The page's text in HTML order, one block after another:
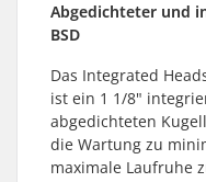
Abgedichteter und
BSD
Das Integrated
ist ein 1 1/8"
abgedichteten
die Wartung zu
maximale Laufruhe